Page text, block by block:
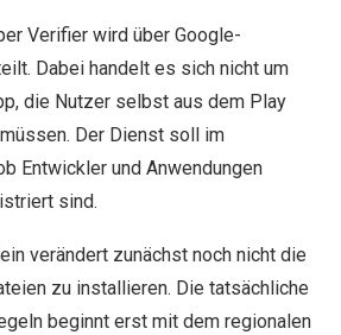
Verifier wird über Google-
Dabei handelt es sich nicht um
die Nutzer selbst aus dem Play
Der Dienst soll im
Entwickler und Anwendungen
sind.
verändert zunächst noch nicht die
zu installieren. Die tatsächliche
beginnt erst mit dem regionalen